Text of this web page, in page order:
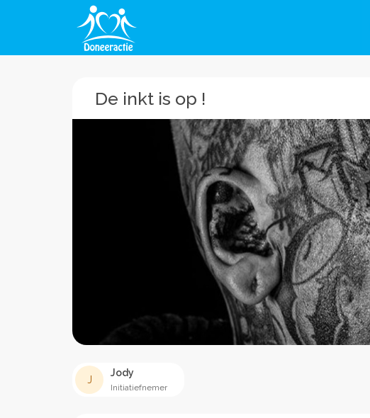
De inkt is op !
J
Jody
Initiatiefnemer